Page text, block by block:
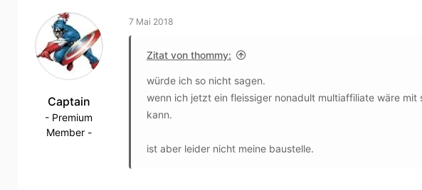
t
o
s
:
Captain
- Premium
Member -
7 Mai 2018
Zitat von thommy:
würde ich so nicht sagen.
wenn ich jetzt ein fleissiger nonadult multiaffiliate wäre
kann.
ist aber leider nicht meine baustelle.